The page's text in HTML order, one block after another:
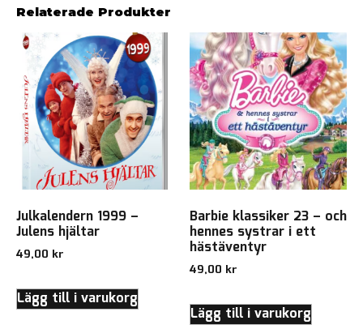
Relaterade Produkter
Julkalendern 1999 –
Julens hjältar
49,00 kr
Lägg till i varukorg
Barbie klassiker 23 – och
hennes systrar i ett
hästäventyr
49,00 kr
Lägg till i varukorg